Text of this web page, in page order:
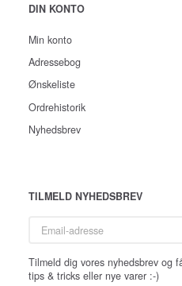
DIN KONTO
Min konto
Adressebog
Ønskeliste
Ordrehistorik
Nyhedsbrev
TILMELD NYHEDSBREV
adresse
Tilmeld dig vores nyhedsbrev og
tips & tricks eller nye varer :-)